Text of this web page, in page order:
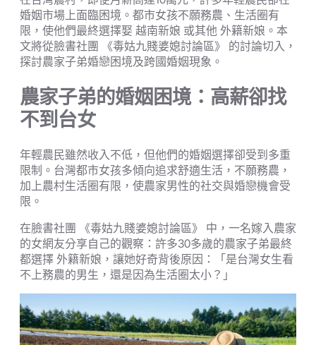
婚姻市場上面臨困境。都市女孩不願務農、生活圈有
限，使他們最終選擇娶 越南新娘 或其他 外籍新娘。本
文將從臉書社團 《毒姑九賤婆媳討論區》 的討論切入，
探討農家子弟婚戀困境及跨國婚姻現象。
農家子弟的婚姻困境：高薪卻找
不到台女
年輕農民雖然收入不低，但他們的婚姻選擇卻受到多重
限制。台灣都市女孩多傾向追求舒適生活，不願務農，
加上農村生活圈有限，使農家男性的社交與婚戀機會受
限。
在臉書社團 《毒姑九賤婆媳討論區》 中，一名嫁入農家
的女網友分享自己的觀察：許多30多歲的農家子弟最終
都選擇 外籍新娘，讓她好奇背後原因：「是台灣女生看
不上務農的男生，還是因為生活圈太小？」